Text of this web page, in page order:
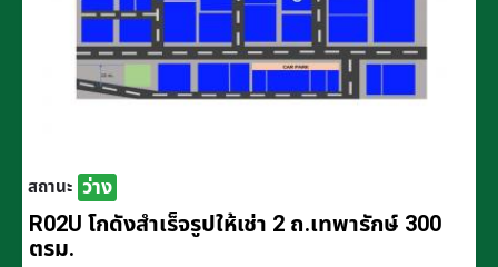
สถานะ ว่าง
R02U โกดังสำเร็จรูปให้เช่า 2 ถ.เทพารักษ์ 300
ตรม.